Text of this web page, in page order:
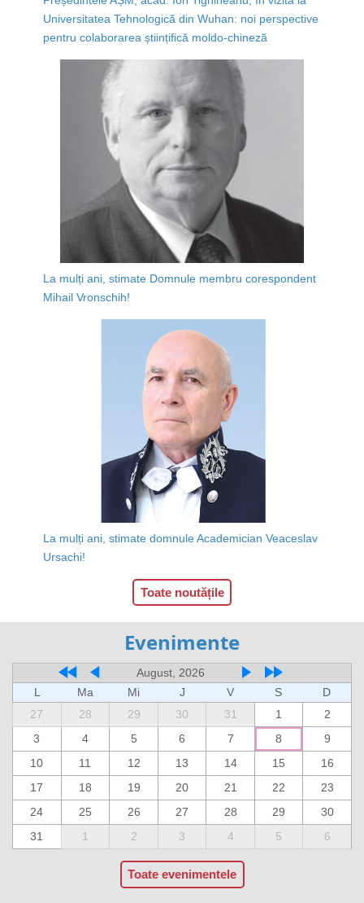
Universitatea Tehnologică din Wuhan: noi perspective
pentru colaborarea științifică moldo-chineză
La mulți ani, stimate Domnule membru corespondent
Mihail Vronschih!
La mulți ani, stimate domnule Academician Veaceslav
Ursachi!
Toate noutățile
Evenimente
August, 2026
L
Ma Mi J V S
D
27
28 29 30 31 1
2
3
4 5 6 7 8
9
10
11 12 13 14 15
16
17
18 19 20 21 22
23
24
25 26 27 28 29
30
31
1 2 3 4 5 6
Toate evenimentele